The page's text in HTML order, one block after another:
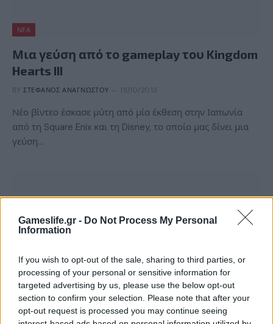
Gameslife.gr - Do Not Process My Personal
Information
If you wish to opt-out of the sale, sharing to third parties, or
processing of your personal or sensitive information for
targeted advertising by us, please use the below opt-out
section to confirm your selection. Please note that after your
opt-out request is processed you may continue seeing
ΝΈΑ
Μια γεύση από το gameplay του Kingdom
Hearts III
BY ΣΤΈΦΑΝΟΣ ΑΝΑΓΝΏΣΤΟΥ 15/10/2013
Νέο βίντεο έσκασε μύτη από μία έκθεση στην Ιαπωνία
από τη Square Enix και τη Disney, το οποίο μας δίνει μια
γεύση…
ΝΈΑ